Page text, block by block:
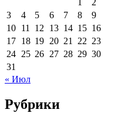
2
3
4 5 6 7 8
9
10 11 12 13 14 15 16
17 18 19 20 21 22 23
24 25 26 27 28 29 30
31
« Июл
Рубрики